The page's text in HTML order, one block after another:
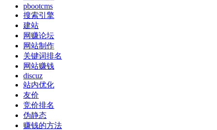
pbootcms
搜索引擎
建站
网赚论坛
网站制作
关键词排名
网站赚钱
discuz
站内优化
友价
竞价排名
伪静态
赚钱的方法